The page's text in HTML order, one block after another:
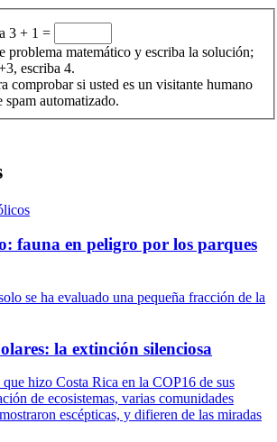
3 + 1 =
problema matemático y escriba la solución;
escriba 4.
comprobar si usted es un visitante humano
automatizado.
fauna en peligro por los parques
la extinción silenciosa